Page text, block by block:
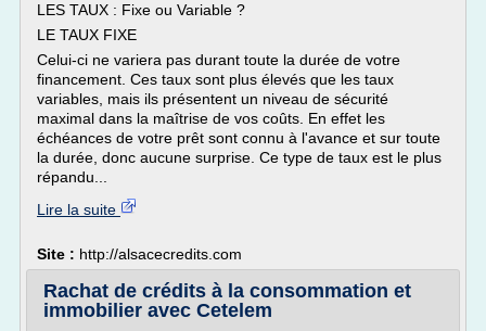
LES TAUX : Fixe ou Variable ?
LE TAUX FIXE
Celui-ci ne variera pas durant toute la durée de votre
financement. Ces taux sont plus élevés que les taux
variables, mais ils présentent un niveau de sécurité
maximal dans la maîtrise de vos coûts. En effet les
échéances de votre prêt sont connu à l'avance et sur toute
la durée, donc aucune surprise. Ce type de taux est le plus
répandu...
Lire la suite
Site : http://alsacecredits.com
Rachat de crédits à la consommation et
immobilier avec Cetelem